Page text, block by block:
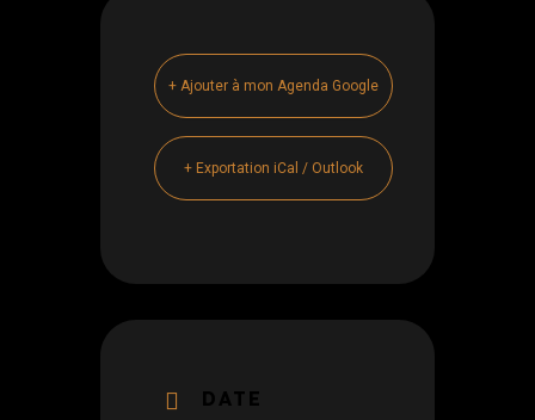
+ Ajouter à mon Agenda Google
+ Exportation iCal / Outlook
DATE